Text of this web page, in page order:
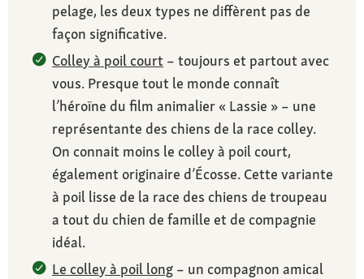
pelage, les deux types ne diffèrent pas de
façon significative.
Colley à poil court – toujours et partout avec
vous. Presque tout le monde connaît
l’héroïne du film animalier « Lassie » – une
représentante des chiens de la race colley.
On connait moins le colley à poil court,
également originaire d’Écosse. Cette variante
à poil lisse de la race des chiens de troupeau
a tout du chien de famille et de compagnie
idéal.
Le colley à poil long – un compagnon amical